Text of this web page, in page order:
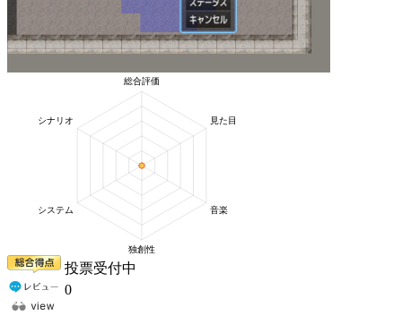
投票受付中
0